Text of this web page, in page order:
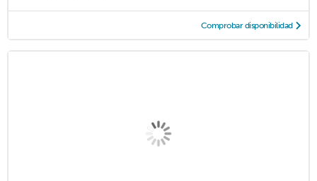
Comprobar disponibilidad